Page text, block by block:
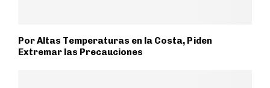
Por Altas Temperaturas en la Costa, Piden
Extremar las Precauciones